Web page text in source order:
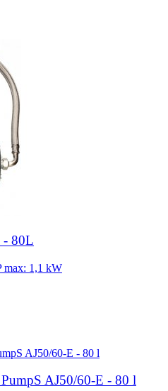
- 80L
max: 1,1 kW
AJ50/60-E - 80 l